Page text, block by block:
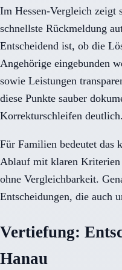
Im Hessen-Vergleich zeigt
schnellste Rückmeldung
Entscheidend ist, ob die
Angehörige eingebunden
sowie Leistungen
diese Punkte sauber
Korrekturschleifen deutlich.
Für Familien bedeutet das
Ablauf mit klaren Kriterien
ohne Vergleichbarkeit.
Entscheidungen, die auch
Vertiefung:
Hanau